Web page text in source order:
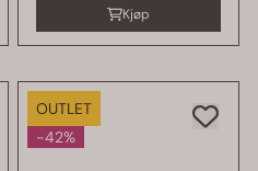
Kjøp
OUTLET
-42%